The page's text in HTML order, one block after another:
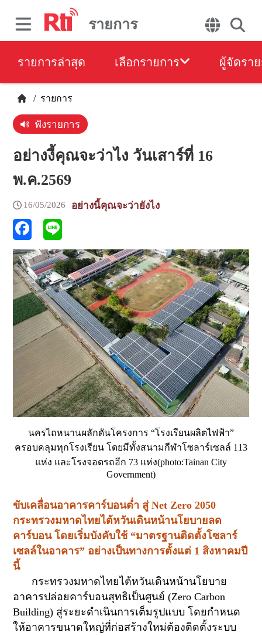
รายการ
รายการล่าสุด เลือกรายการ ผู้จัดรา
/ รายการ
ฟังรายการ
อย่างงี้คุณจะว่าไง วันเสาร์ที่ 16
พ.ค.2569
16/05/2026 อย่างนี้คุณจะว่ายังไง
นครไถหนานผลักดันโครงการ “โรงเรียนผลิตไฟฟ้า”
ครอบคลุมทุกโรงเรียน โดยมีทั้งสนามกีฬาโซลาร์เซลล์ 113
แห่ง และโรงจอดรถอีก 73 แห่ง(photo:Tainan City
Government)
ขับเคลื่อนอาคารคาร์บอนต่ำ สู่Net Zero 2050
กระทรวงมหาดไทยไต้หวันเดินหน้านโยบายลด
คาร์บอน โดยเริ่มบังคับใช้ “มาตรฐานติดตั้งโซลาร์
เซลล์ในอาคาร” อย่างเป็นทางการตั้งแต่ 1 สิงหาคมปี
นี้
กระทรวงมหาดไทยไต้หวันเดินหน้านโยบาย
อาคารปล่อยคาร์บอนสุทธิเป็นศูนย์ (Zero Carbon
Building) สู่ระยะดำเนินการเต็มรูปแบบ โดยกำหนด
ให้อาคารขนาดใหญ่ที่ก่อสร้างใหม่ต้องติดตั้งระบบ